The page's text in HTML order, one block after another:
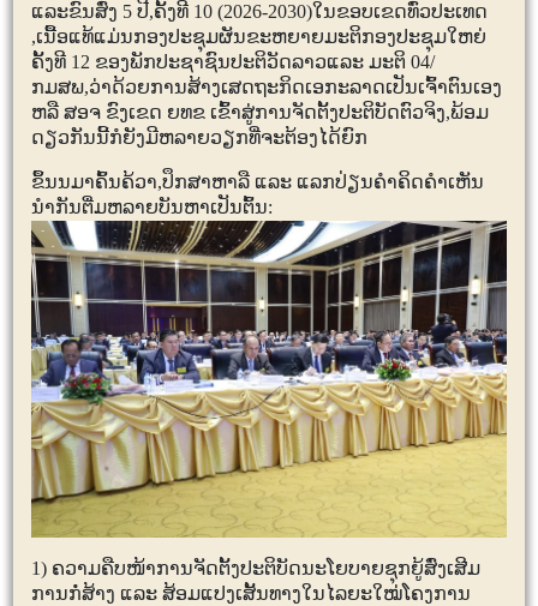
ແລະຂົນສົ່ງ 5 ປີ,ຄັ້ງທີ 10 (2026-2030)ໃນຂອບເຂດທົ່ວປະເທດ
,ເນື້ອແທ້ແມ່ນກອງປະຊຸມຜັນຂະຫຍາຍມະຕິກອງປະຊຸມໃຫຍ່
ຄັ້ງທີ 12 ຂອງພັກປະຊາຊົນປະຕິວັດລາວແລະ ມະຕິ04/
ກມສພ,ວ່າດ້ວຍການສ້າງເສດຖະກິດເອກະລາດເປັນເຈົ້າຕົນເອງ
ຫລື ສອຈ ຂົງເຂດ ຍທຂ ເຂົ້າສູ່ການຈັດຕັ້ງປະຕິບັດຕົວຈິງ,ພ້ອມ
ດຽວກັນນີ້ກໍຍັງມີຫລາຍວຽກທີ່ຈະຕ້ອງໄດ້ຍົກ
ຂຶ້ນນມາຄົ້ນຄ້ວາ,ປຶກສາຫາລື ແລະ ແລກປ່ຽນຄຳຄິດຄຳເຫັນ
ນຳກັນຕື່ມຫລາຍບັນຫາເປັນຕົ້ນ:
1) ຄວາມຄືບໜ້າການຈັດຕັ້ງປະຕິບັດນະໂຍບາຍຊຸກຍູ້ສົ່ງເສີມ
ການກໍ່ສ້າງ ແລະ ສ້ອມແປງເສັ້ນທາງໃນໄລຍະໃໝ່ໂຄງການ